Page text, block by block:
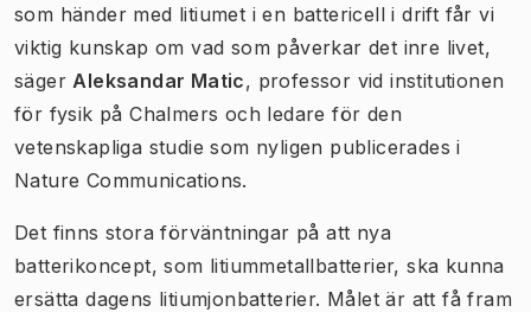
som händer med litiumet i en battericell i drift får vi
viktig kunskap om vad som påverkar det inre livet,
säger Aleksandar Matic, professor vid institutionen
för fysik på Chalmers och ledare för den
vetenskapliga studie som nyligen publicerades i
Nature Communications.
Det finns stora förväntningar på att nya
batterikoncept, som litiummetallbatterier, ska kunna
ersätta dagens litiumjonbatterier. Målet är att få fram